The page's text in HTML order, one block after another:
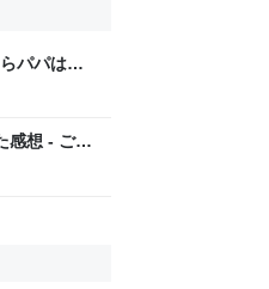
パパはサ
感想 - ごり